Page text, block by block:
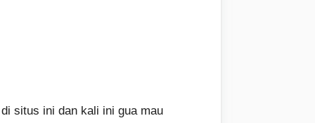
situs ini dan kali ini gua mau